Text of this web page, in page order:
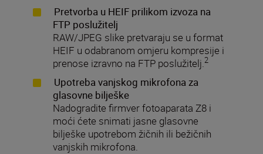
Pretvorba u HEIF prilikom izvoza na
FTP poslužitelj
RAW/JPEG slike pretvaraju se u format
HEIF u odabranom omjeru kompresije i
prenose izravno na FTP poslužitelj.2
Upotreba vanjskog mikrofona za
glasovne bilješke
Nadogradite firmver fotoaparata Z8 i
moći ćete snimati jasne glasovne
bilješke upotrebom žičnih ili bežičnih
vanjskih mikrofona.